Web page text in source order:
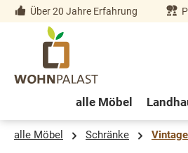
Zur Hauptnavigation
Über 20 Jahre Erfahrung
alle Möbel
alle Möbel Schränke